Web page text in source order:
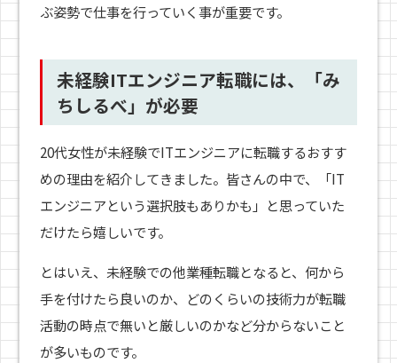
ぶ姿勢で仕事を行っていく事が重要です。
未経験ITエンジニア転職には、「み
ちしるべ」が必要
20代女性が未経験でITエンジニアに転職するおすす
めの理由を紹介してきました。皆さんの中で、「IT
エンジニアという選択肢もありかも」と思っていた
だけたら嬉しいです。
とはいえ、未経験での他業種転職となると、何から
手を付けたら良いのか、どのくらいの技術力が転職
活動の時点で無いと厳しいのかなど分からないこと
が多いものです。